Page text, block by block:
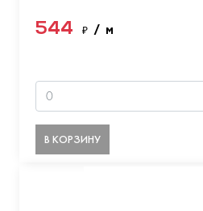
544 ₽ / м
В КОРЗИНУ